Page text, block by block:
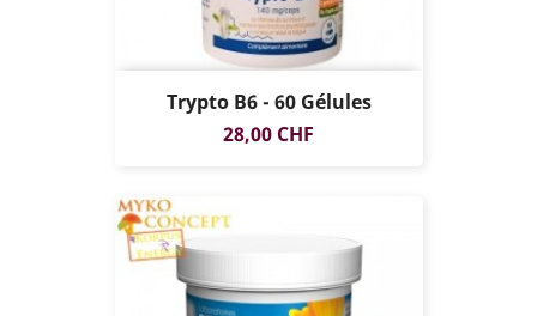
Trypto B6 - 60 Gélules
Prix
28,00 CHF